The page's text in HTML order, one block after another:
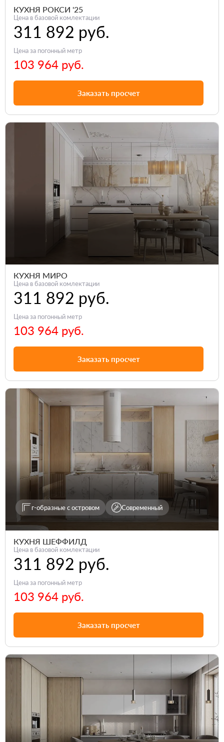
КУХНЯ РОКСИ '25
Цена в базовой комлектации
311 892 руб.
Цена за погонный метр
103 964 руб.
Заказать просчет
КУХНЯ МИРО
Цена в базовой комлектации
311 892 руб.
Цена за погонный метр
103 964 руб.
Заказать просчет
г-образные с островом Современный
КУХНЯ ШЕФФИЛД
Цена в базовой комлектации
311 892 руб.
Цена за погонный метр
103 964 руб.
Заказать просчет